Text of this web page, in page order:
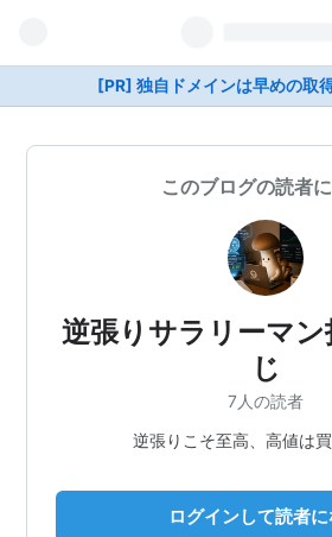
[PR] 独自ドメインは早めの取
このブログの読者
逆張りサラリーマ
じ
7人の読者
逆張りこそ至高、高値は買
ログインして読者